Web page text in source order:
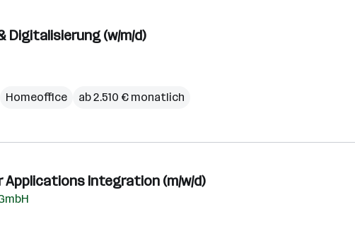
Digitalisierung (w/m/d)
Homeoffice ab 2.510 € monatlich
Integration (m/w/d)